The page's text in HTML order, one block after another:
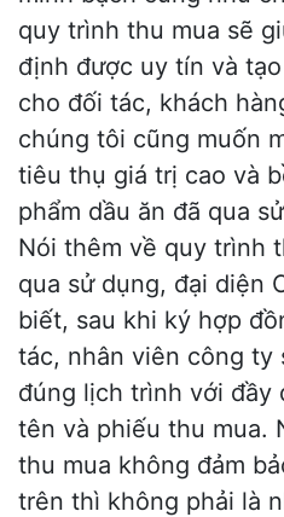
quy trình thu mua sẽ
định được uy tín và
cho đối tác, khách
chúng tôi cũng muốn
tiêu thụ giá trị cao và
phẩm dầu ăn đã qua
Nói thêm về quy trình
qua sử dụng, đại diện
biết, sau khi ký hợp
tác, nhân viên công ty
đúng lịch trình với đầy
tên và phiếu thu mua.
thu mua không đảm
trên thì không phải là